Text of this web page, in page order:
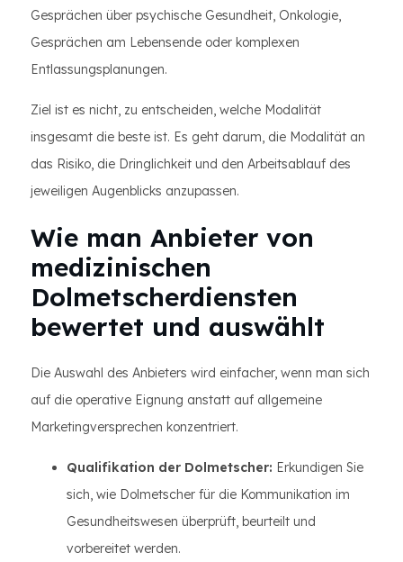
Gesprächen über psychische Gesundheit, Onkologie,
Gesprächen am Lebensende oder komplexen
Entlassungsplanungen.
Ziel ist es nicht, zu entscheiden, welche Modalität
insgesamt die beste ist. Es geht darum, die Modalität an
das Risiko, die Dringlichkeit und den Arbeitsablauf des
jeweiligen Augenblicks anzupassen.
Wie man Anbieter von
medizinischen
Dolmetscherdiensten
bewertet und auswählt
Die Auswahl des Anbieters wird einfacher, wenn man sich
auf die operative Eignung anstatt auf allgemeine
Marketingversprechen konzentriert.
Qualifikation der Dolmetscher: Erkundigen Sie
sich, wie Dolmetscher für die Kommunikation im
Gesundheitswesen überprüft, beurteilt und
vorbereitet werden.